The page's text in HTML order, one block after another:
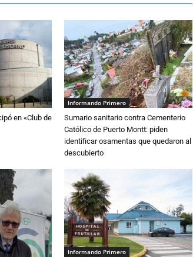
en «Club de
Informando Primero
Sumario sanitario contra Cementerio
Católico de Puerto Montt: piden
identificar osamentas que quedaron al
descubierto
Informando Primero